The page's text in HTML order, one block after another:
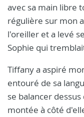
avec sa main libre
régulière sur mon
l'oreiller et a levé
Sophie qui
Tiffany a aspiré
entouré de sa
se balancer
montée à côté